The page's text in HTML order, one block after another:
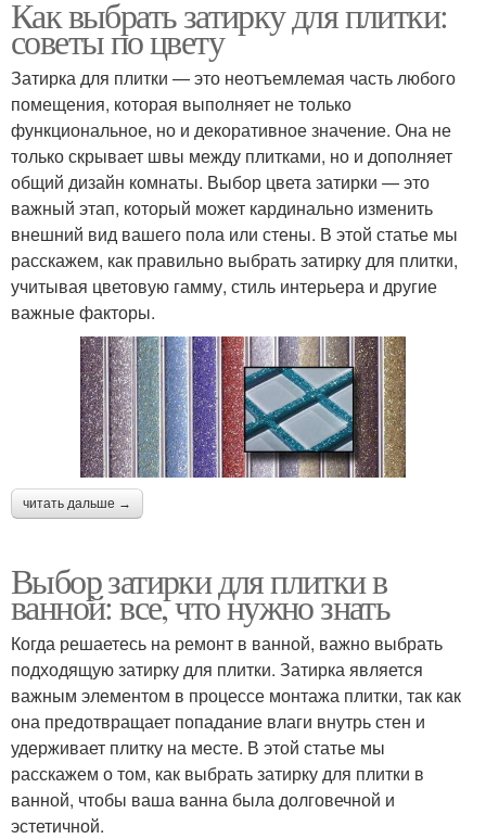
Как выбрать затирку для плитки:
советы по цвету
Затирка для плитки — это неотъемлемая часть любого
помещения, которая выполняет не только
функциональное, но и декоративное значение. Она не
только скрывает швы между плитками, но и дополняет
общий дизайн комнаты. Выбор цвета затирки — это
важный этап, который может кардинально изменить
внешний вид вашего пола или стены. В этой статье мы
расскажем, как правильно выбрать затирку для плитки,
учитывая цветовую гамму, стиль интерьера и другие
важные факторы.
читать дальше →
Выбор затирки для плитки в
ванной: все, что нужно знать
Когда решаетесь на ремонт в ванной, важно выбрать
подходящую затирку для плитки. Затирка является
важным элементом в процессе монтажа плитки, так как
она предотвращает попадание влаги внутрь стен и
удерживает плитку на месте. В этой статье мы
расскажем о том, как выбрать затирку для плитки в
ванной, чтобы ваша ванна была долговечной и
эстетичной.